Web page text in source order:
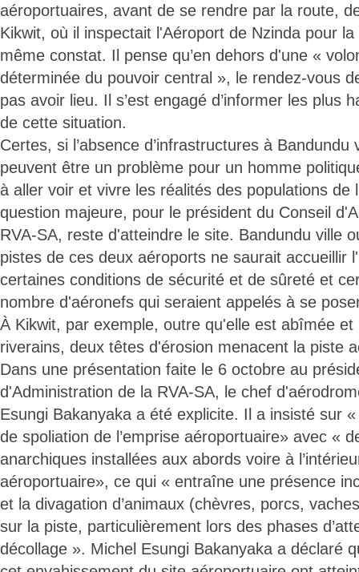
aéroportuaires, avant de se rendre par la route,
Kikwit, où il inspectait l'Aéroport de Nzinda pour
même constat. Il pense qu’en dehors d'une «
déterminée du pouvoir central », le rendez-vous
pas avoir lieu. Il s’est engagé d’informer les plus
de cette situation.
Certes, si l’absence d’infrastructures à Bandundu
peuvent être un problème pour un homme
à aller voir et vivre les réalités des populations de
question majeure, pour le président du Conseil
RVA-SA, reste d'atteindre le site. Bandundu ville
pistes de ces deux aéroports ne saurait accueillir
certaines conditions de sécurité et de sûreté et
nombre d'aéronefs qui seraient appelés à se
À Kikwit, par exemple, outre qu'elle est abîmée
riverains, deux têtes d'érosion menacent la piste
Dans une présentation faite le 6 octobre au
d'Administration de la RVA-SA, le chef
Esungi Bakanyaka a été explicite. Il a insisté sur
de spoliation de l’emprise aéroportuaire» avec «
anarchiques installées aux abords voire à
aéroportuaire», ce qui « entraîne une présence
et la divagation d’animaux (chèvres, porcs,
sur la piste, particulièrement lors des phases
décollage ». Michel Esungi Bakanyaka a déclaré